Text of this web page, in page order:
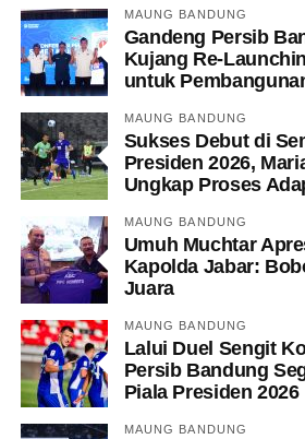
MAUNG BANDUNG
Gandeng Persib
Kujang Re-
untuk
MAUNG BANDUNG
Sukses Debut di
Presiden 2026,
Ungkap Proses
MAUNG BANDUNG
Umuh Muchtar
Kapolda Jabar:
Juara
MAUNG BANDUNG
Lalui Duel Sengit
Persib Bandung
Piala Presiden 2026
MAUNG BANDUNG